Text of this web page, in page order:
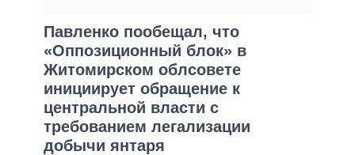
Павленко пообещал, что
«Оппозиционный блок» в
Житомирском облсовете
инициирует обращение к
центральной власти с
требованием легализации
добычи янтаря